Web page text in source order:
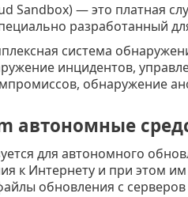
Sandbox) — это платная
разработанный
система
инцидентов,
обнаружение
автономные
для автономного
к Интернету и при этом
обновления с